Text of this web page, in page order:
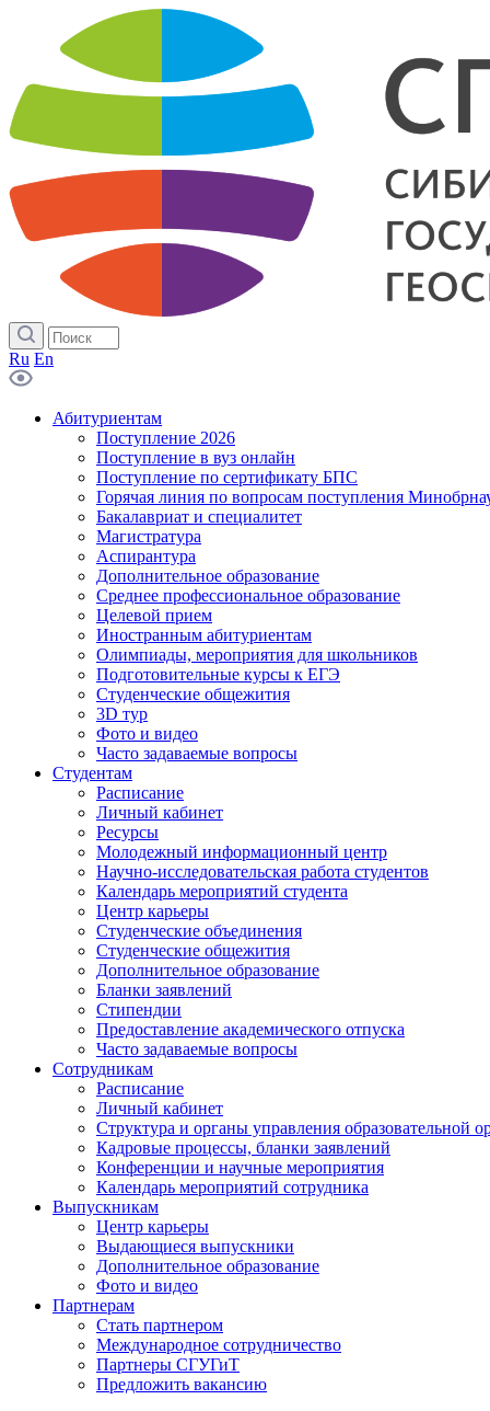
Ru En
Абитуриентам
Поступление 2026
Поступление в вуз онлайн
Поступление по сертификату БПС
Горячая линия по вопросам поступления
Бакалавриат и специалитет
Магистратура
Аспирантура
Дополнительное образование
Среднее профессиональное образование
Целевой прием
Иностранным абитуриентам
Олимпиады, мероприятия для школьников
Подготовительные курсы к ЕГЭ
Студенческие общежития
3D тур
Фото и видео
Часто задаваемые вопросы
Студентам
Расписание
Личный кабинет
Ресурсы
Молодежный информационный центр
Научно-исследовательская работа студентов
Календарь мероприятий студента
Центр карьеры
Студенческие объединения
Студенческие общежития
Дополнительное образование
Бланки заявлений
Стипендии
Предоставление академического отпуска
Часто задаваемые вопросы
Сотрудникам
Расписание
Личный кабинет
Структура и органы управления образовательной
Кадровые процессы, бланки заявлений
Конференции и научные мероприятия
Календарь мероприятий сотрудника
Выпускникам
Центр карьеры
Выдающиеся выпускники
Дополнительное образование
Фото и видео
Партнерам
Стать партнером
Международное сотрудничество
Партнеры СГУГиТ
Предложить вакансию